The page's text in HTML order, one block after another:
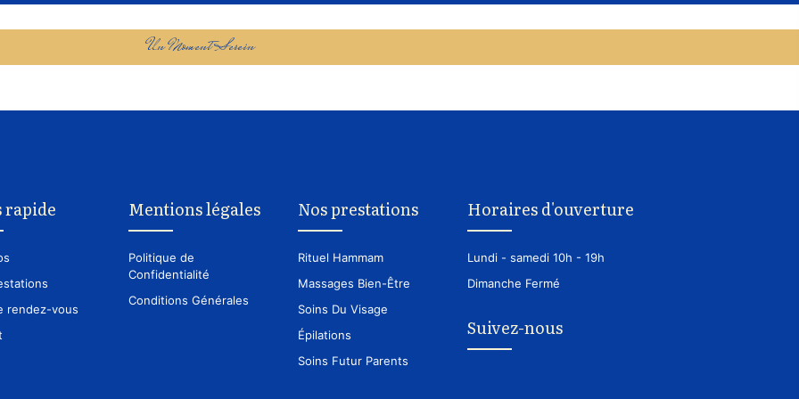
Un Moment Serein
rapide
rendez-vous
Mentions légales
Politique de
Confidentialité
Conditions Générales
Nos prestations
Rituel Hammam
Massages Bien-Être
Soins Du Visage
Épilations
Soins Futur Parents
Horaires d'ouverture
Lundi - samedi 10h - 19h
Dimanche Fermé
Suivez-nous